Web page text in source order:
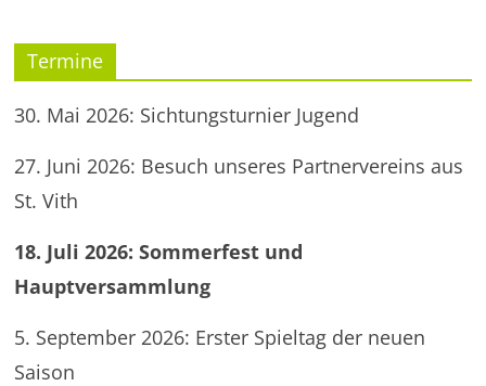
Termine
30. Mai 2026: Sichtungsturnier Jugend
27. Juni 2026: Besuch unseres Partnervereins aus
St. Vith
18. Juli 2026: Sommerfest und
Hauptversammlung
5. September 2026: Erster Spieltag der neuen
Saison